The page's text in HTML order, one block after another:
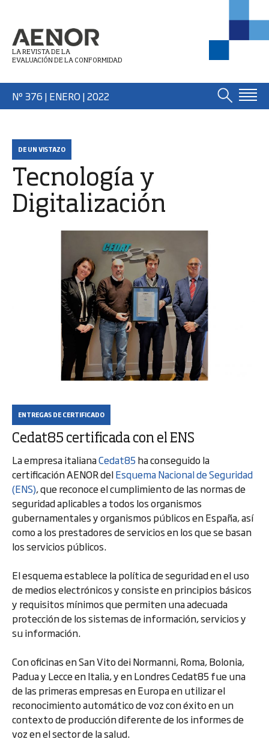
LA REVISTA DE LA
EVALUACIÓN DE LA CONFORMIDAD
Nº 376 | ENERO| 2022
DE UN VISTAZO
Tecnología y
Digitalización
ENTREGAS DE CERTIFICADO
Cedat85 certificada con el ENS
La empresa italianaCedat85ha conseguido la
certificación AENOR delEsquema Nacional de Seguridad
(ENS), que reconoce el cumplimiento de las normas de
seguridad aplicables a todos los organismos
gubernamentales y organismos públicos en España, así
como a los prestadores de servicios en los que se basan
los servicios públicos.
El esquema establece la política de seguridad en el uso
de medios electrónicos y consiste en principios básicos
y requisitos mínimos que permiten una adecuada
protección de los sistemas de información, servicios y
su información.
Con oficinas en San Vito dei Normanni, Roma, Bolonia,
Padua y Lecce en Italia, y en Londres Cedat85 fue una
de las primeras empresas en Europa en utilizar el
reconocimiento automático de voz con éxito en un
contexto de producción diferente de los informes de
voz en el sector de la salud.